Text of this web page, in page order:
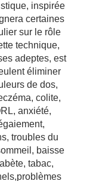
inspirée
certaines
sur le rôle
technique,
adeptes, est
éliminer
de dos,
colite,
anxiété,
troubles du
baisse
tabac,